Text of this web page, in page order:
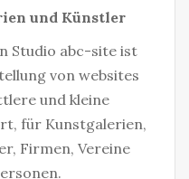
und Künstler
Studio abc-site ist
von websites
und kleine
für Kunstgalerien,
Firmen, Vereine